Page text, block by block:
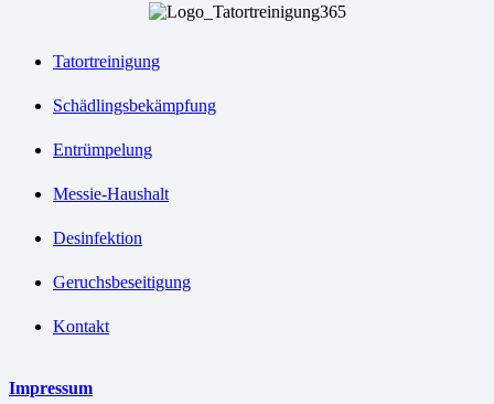
Tatortreinigung
Schädlingsbekämpfung
Entrümpelung
Messie-Haushalt
Desinfektion
Geruchsbeseitigung
Kontakt
Impressum